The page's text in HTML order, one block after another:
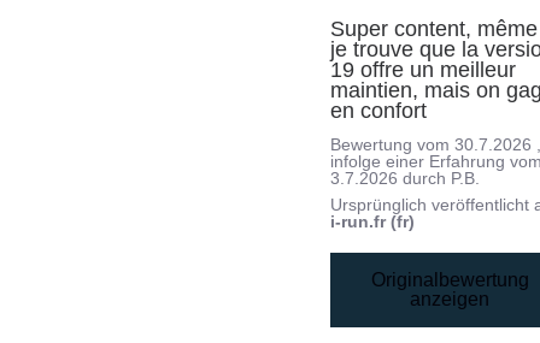
Super content,
je trouve que la
19 offre un meilleur
maintien, mais on
en confort
Bewertung vom30.7.2026
infolge einer Erfahrung
3.7.2026 durch P.B.
Ursprünglich veröffentlicht
i-run.fr (fr)
Originalbewertung
anzeigen